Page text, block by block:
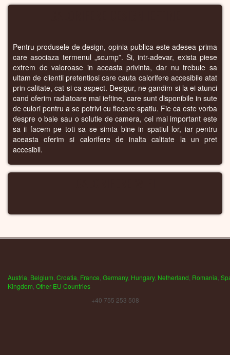
Pentru produsele de design, opinia publica este adesea prima
care asociaza termenul „scump”. Si, intr-adevar, exista piese
extrem de valoroase in aceasta privinta, dar nu trebuie sa
uitam de clientii pretentiosi care cauta calorifere accesibile atat
prin calitate, cat si ca aspect. Desigur, ne gandim si la ei atunci
cand oferim radiatoare mai ieftine, care sunt disponibile in sute
de culori pentru a se potrivi cu fiecare spatiu. Fie ca este vorba
despre o baie sau o solutie de camera, cel mai important este
sa ii facem pe toti sa se simta bine in spatiul lor, iar pentru
aceasta oferim si calorifere de inalta calitate la un pret
accesibil.
Austria Belgium Croatia France Germany, Hungary, Netherland Romania
Kingdom Other EU Countries
+40 755 253 508